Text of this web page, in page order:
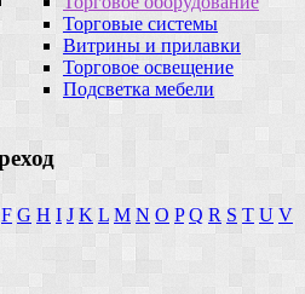
Торговые системы
Витрины и прилавки
Торговое освещение
Подсветка мебели
F G H I J K L M N O P Q R S T U V